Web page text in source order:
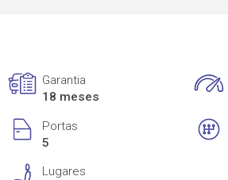
Garantia
18 meses
Portas
5
Lugares